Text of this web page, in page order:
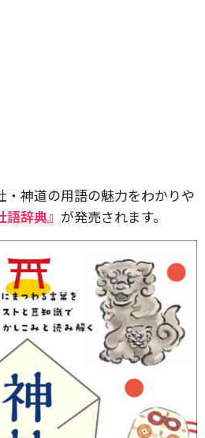
神道の用語の魅力をわかりや
語辞典』 が発売されます。